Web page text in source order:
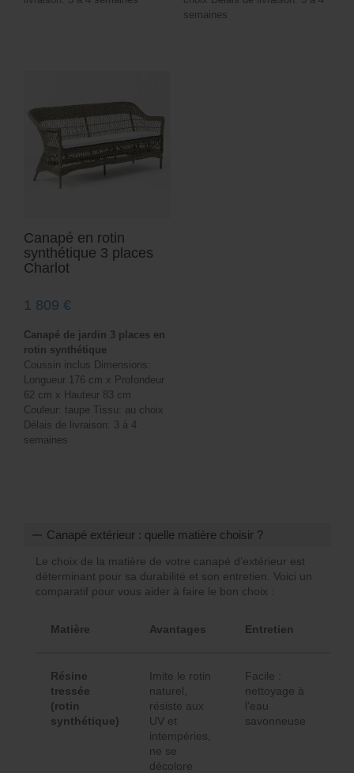
semaines
Canapé en rotin
synthétique 3 places
Charlot
1 809 €
Canapé de jardin 3 places en
rotin synthétique
Coussin inclus Dimensions:
Longueur 176 cm x Profondeur
62 cm x Hauteur 83 cm
Couleur: taupe Tissu: au choix
Délais de livraison: 3 à 4
semaines
Canapé extérieur : quelle matière choisir ?
Le choix de la matière de votre canapé d’extérieur est
déterminant pour sa durabilité et son entretien. Voici un
comparatif pour vous aider à faire le bon choix :
Matière Avantages Entretien
Résine
tressée
(rotin
synthétique)
Imite le rotin
naturel,
résiste aux
UV et
intempéries,
ne se
décolore
Facile :
nettoyage à
l’eau
savonneuse